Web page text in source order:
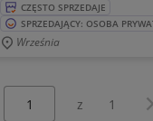
CZĘSTO SPRZEDAJE
SPRZEDAJĄCY: OSOBA
Września
z 1